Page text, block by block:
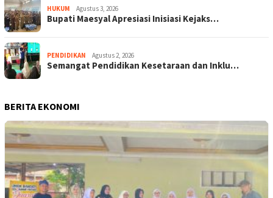
HUKUM Agustus 3, 2026
Bupati Maesyal Apresiasi Inisiasi Kejaks…
PENDIDIKAN Agustus 2, 2026
Semangat Pendidikan Kesetaraan dan Inklu…
BERITA EKONOMI